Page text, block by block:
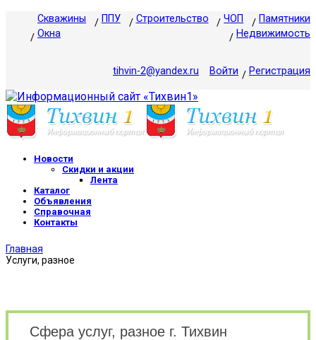
Скважины ППУ Строительство ЧОП
Памятники
Окна
Недвижимость
tihvin-2@yandex.ru Войти Регистрация
Новости
Скидки и акции
Лента
Каталог
Объявления
Справочная
Контакты
Главная
Услуги, разное
Сфера услуг, разное г. Тихвин